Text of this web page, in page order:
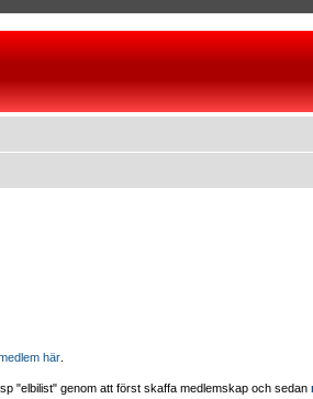
här
"elbilist" genom att först skaffa medlemskap och sedan